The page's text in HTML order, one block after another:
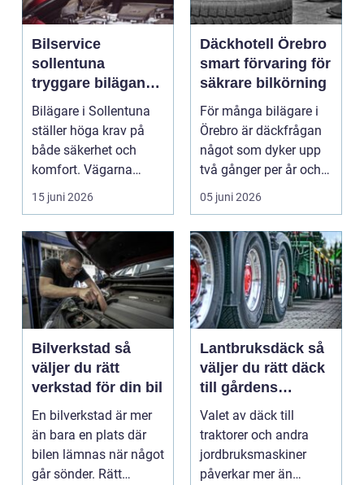
Bilservice
sollentuna
tryggare bilägande
året runt
Bilägare i Sollentuna
ställer höga krav på
både säkerhet och
komfort. Vägarna
växlar mellan
motorväg...
15 juni 2026
Däckhotell Örebro
smart förvaring för
säkrare bilkörning
För många bilägare i
Örebro är däckfrågan
något som dyker upp
två gånger per år och
mest känns som e...
05 juni 2026
Bilverkstad så
väljer du rätt
verkstad för din bil
En bilverkstad är mer
än bara en plats där
bilen lämnas när något
går sönder. Rätt
Lantbruksdäck så
väljer du rätt däck
till gårdens
maskiner
Valet av däck till
traktorer och andra
jordbruksmaskiner
påverkar mer än